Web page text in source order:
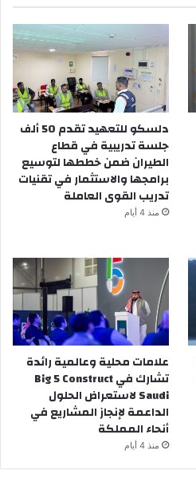
دلسكو للتعهيد تقدم 50 ألف
جلسة تدريبية في قطاع
الطيران ضمن خططها لتوسيع
برامجها والاستثمار في تقنيات
تدريب القوى العاملة
منذ 4 أيام
علامات محلية وعالمية رائدة
تشارك في Big 5 Construct
Saudi لاستعراض الحلول
الداعمة لإنجاز المشاريع في
أنحاء المملكة
منذ 4 أيام